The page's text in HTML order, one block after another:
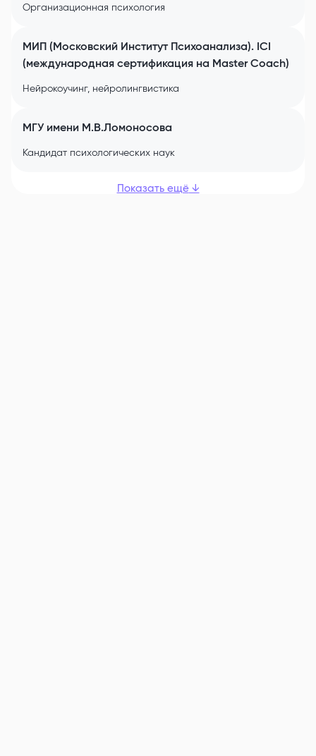
Организационная психология
МИП (Московский Институт Психоанализа). ICI
(международная сертификация на Master Coach)
Нейрокоучинг, нейролингвистика
МГУ имени М.В.Ломоносова
Кандидат психологических наук
Показать ещё↓